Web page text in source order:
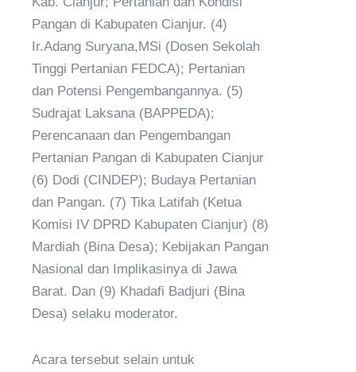
Pangan di Kabupaten Cianjur. (4)
Ir.Adang Suryana,MSi (Dosen Sekolah
Tinggi Pertanian FEDCA); Pertanian
dan Potensi Pengembangannya. (5)
Sudrajat Laksana (BAPPEDA);
Perencanaan dan Pengembangan
Pertanian Pangan di Kabupaten Cianjur
(6) Dodi (CINDEP); Budaya Pertanian
dan Pangan. (7) Tika Latifah (Ketua
Komisi IV DPRD Kabupaten Cianjur) (8)
Mardiah (Bina Desa); Kebijakan Pangan
Nasional dan Implikasinya di Jawa
Barat. Dan (9) Khadafi Badjuri (Bina
Desa) selaku moderator.
Acara tersebut selain untuk